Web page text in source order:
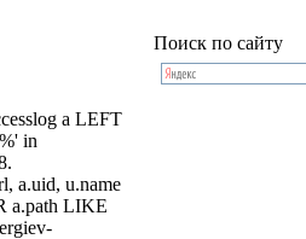
a LEFT
in
a.uid, u.name
a.path LIKE
Поиск по сайту